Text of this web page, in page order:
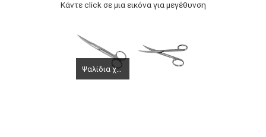
Κάντε click σε μια εικόνα για μεγέθυνση
Ψαλίδια χειρουργικά